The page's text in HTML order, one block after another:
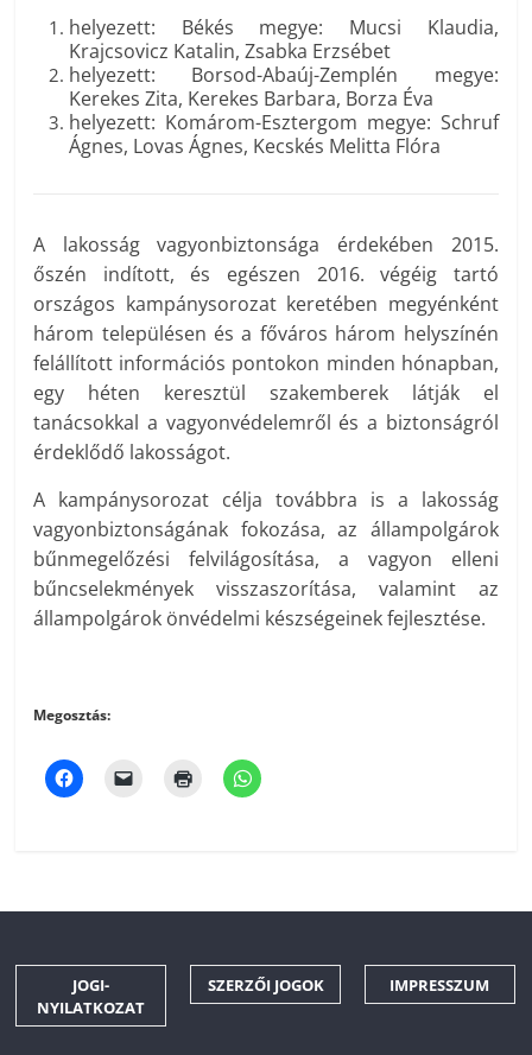
helyezett: Békés megye: Mucsi Klaudia,
Krajcsovicz Katalin, Zsabka Erzsébet
helyezett: Borsod-Abaúj-Zemplén megye:
Kerekes Zita, Kerekes Barbara, Borza Éva
helyezett: Komárom-Esztergom megye: Schruf
Ágnes, Lovas Ágnes, Kecskés Melitta Flóra
A lakosság vagyonbiztonsága érdekében 2015.
őszén indított, és egészen 2016. végéig tartó
országos kampánysorozat keretében megyénként
három településen és a főváros három helyszínén
felállított információs pontokon minden hónapban,
egy héten keresztül szakemberek látják el
tanácsokkal a vagyonvédelemről és a biztonságról
érdeklődő lakosságot.
A kampánysorozat célja továbbra is a lakosság
vagyonbiztonságának fokozása, az állampolgárok
bűnmegelőzési felvilágosítása, a vagyon elleni
bűncselekmények visszaszorítása, valamint az
állampolgárok önvédelmi készségeinek fejlesztése.
Megosztás:
JOGI-
NYILATKOZAT
SZERZŐI JOGOK IMPRESSZUM